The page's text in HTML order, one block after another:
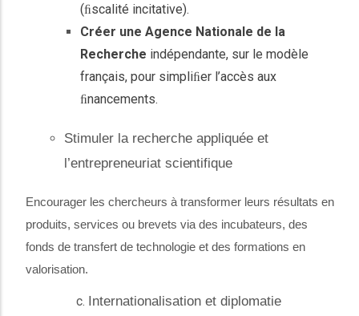
(ﬁscalité incitative).
Créer une Agence Nationale de la
Recherche indépendante, sur le modèle
français, pour simpliﬁer l’accès aux
ﬁnancements.
Stimuler la recherche appliquée et
l’entrepreneuriat scientifique
Encourager les chercheurs à transformer leurs résultats en
produits, services ou brevets via des incubateurs, des
fonds de transfert de technologie et des formations en
valorisation.
Internationalisation et diplomatie